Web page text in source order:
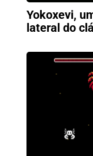
Yokoxevi,
lateral do